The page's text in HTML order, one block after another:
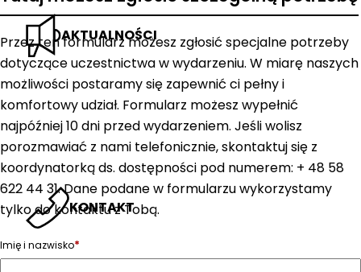
AKTUALNOŚCI
KONTAKT
Przez ten formularz możesz zgłosić specjalne potrzeby
dotyczące uczestnictwa w wydarzeniu. W miarę naszych
możliwości postaramy się zapewnić ci pełny i
komfortowy udział. Formularz możesz wypełnić
najpóźniej 10 dni przed wydarzeniem. Jeśli wolisz
porozmawiać z nami telefonicznie, skontaktuj się z
koordynatorką ds. dostępności pod numerem: + 48 58
622 44 31. Dane podane w formularzu wykorzystamy
tylko do kontaktu z Tobą.
Imię i nazwisko*